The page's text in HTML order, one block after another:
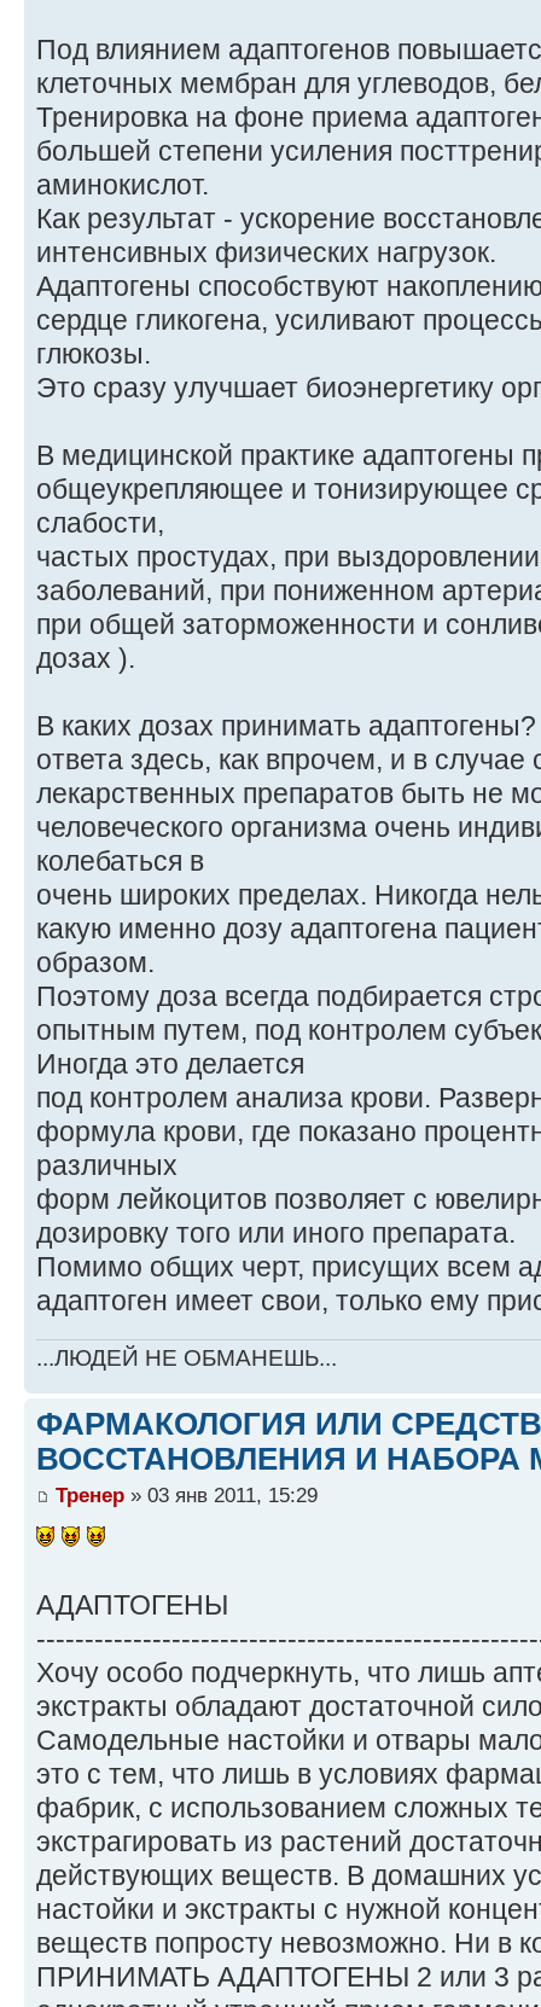
Под влиянием адаптогенов
клеточных мембран для углеводов,
Тренировка на фоне приема
большей степени усиления
аминокислот.
Как результат - ускорение
интенсивных физических нагрузок.
Адаптогены способствуют
сердце гликогена, усиливают
глюкозы.
Это сразу улучшает биоэнергетику
В медицинской практике адаптогены
общеукрепляющее и тонизирующее
слабости,
частых простудах, при
заболеваний, при пониженном
при общей заторможенности и
дозах ).
В каких дозах принимать
ответа здесь, как впрочем, и в случае
лекарственных препаратов быть не
человеческого организма очень
колебаться в
очень широких пределах. Никогда
какую именно дозу адаптогена
образом.
Поэтому доза всегда подбирается
опытным путем, под контролем
Иногда это делается
под контролем анализа крови.
формула крови, где показано
различных
форм лейкоцитов позволяет с
дозировку того или иного препарата.
Помимо общих черт, присущих всем
адаптоген имеет свои, только ему
...ЛЮДЕЙ НЕ ОБМАНЕШЬ...
ФАРМАКОЛОГИЯ ИЛИ
ВОССТАНОВЛЕНИЯ И НАБОРА
Тренер » 03 янв 2011, 15:29
АДАПТОГЕНЫ
Хочу особо подчеркнуть, что лишь
экстракты обладают достаточной
Самодельные настойки и отвары
это с тем, что лишь в условиях
фабрик, с использованием сложных
экстрагировать из растений
действующих веществ. В домашних
настойки и экстракты с нужной
веществ попросту невозможно. Ни в
ПРИНИМАТЬ АДАПТОГЕНЫ 2 или 3